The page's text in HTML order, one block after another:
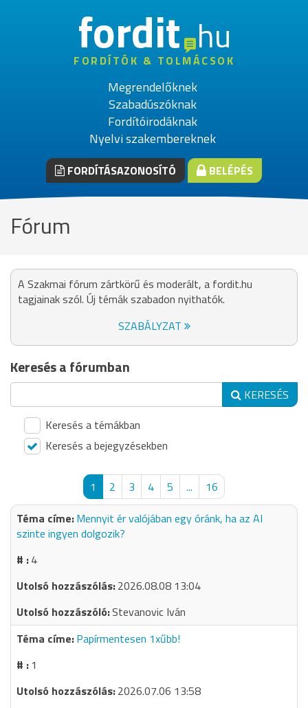
fordithu
FORDÍTÓK & TOLMÁCSOK
Megrendelőknek
Szabadúszóknak
Fordítóirodáknak
Nyelvi szakembereknek
FORDÍTÁSAZONOSÍTÓ BELÉPÉS
Fórum
A Szakmai fórum zártkörű és moderált, a fordit.hu
tagjainak szól. Új témák szabadon nyithatók.
SZABÁLYZAT
Keresés a fórumban
KERESÉS
Keresés a témákban
Keresés a bejegyzésekben
1 2 3 4 5 ...
16
Mennyit ér valójában egy óránk, ha az AI
szinte ingyen dolgozik?
4
2026.08.08 13:04
Stevanovic Iván
Papírmentesen 1xűbb!
1
2026.07.06 13:58